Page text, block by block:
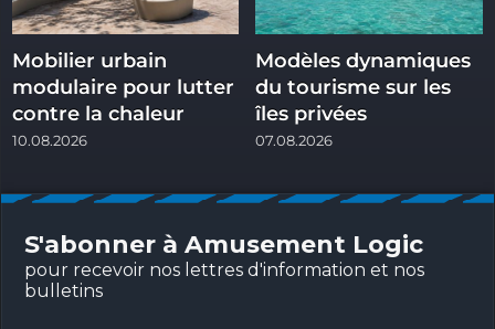
Mobilier urbain
modulaire pour lutter
contre la chaleur
10.08.2026
Modèles dynamiques
du tourisme sur les
îles privées
07.08.2026